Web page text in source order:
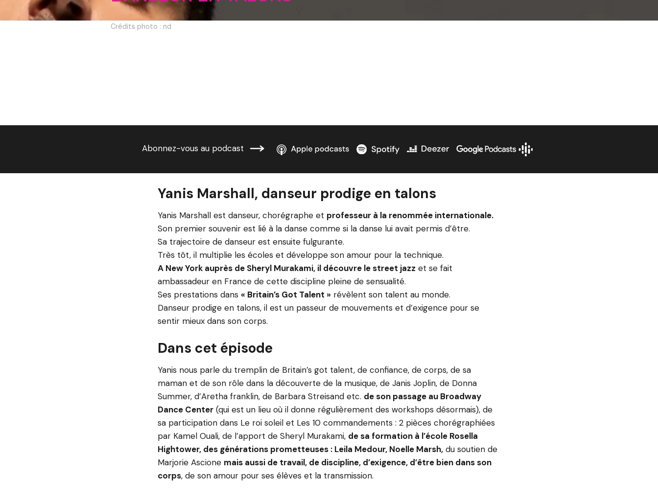
Crédits photo : nd
Abonnez-vous au podcast
Yanis Marshall, danseur prodige en talons
Yanis Marshall est danseur, chorégraphe et professeur à la renommée internationale.
Son premier souvenir est lié à la danse comme si la danse lui avait permis d’être.
Sa trajectoire de danseur est ensuite fulgurante.
Très tôt, il multiplie les écoles et développe son amour pour la technique.
A New York auprès de Sheryl Murakami, il découvre le street jazz et se fait
ambassadeur en France de cette discipline pleine de sensualité.
Ses prestations dans « Britain’s Got Talent » révèlent son talent au monde.
Danseur prodige en talons, il est un passeur de mouvements et d’exigence pour se
sentir mieux dans son corps.
Dans cet épisode
Yanis nous parle du tremplin de Britain’s got talent, de confiance, de corps, de sa
maman et de son rôle dans la découverte de la musique, de Janis Joplin, de Donna
Summer, d’Aretha franklin, de Barbara Streisand etc. de son passage au Broadway
Dance Center (qui est un lieu où il donne régulièrement des workshops désormais), de
sa participation dans Le roi soleil et Les 10 commandements : 2 pièces chorégraphiées
par Kamel Ouali, de l’apport de Sheryl Murakami, de sa formation à l’école Rosella
Hightower, des générations prometteuses : Leila Medour, Noelle Marsh, du soutien de
Marjorie Ascione mais aussi de travail, de discipline, d’exigence, d’être bien dans son
corps, de son amour pour ses élèves et la transmission.